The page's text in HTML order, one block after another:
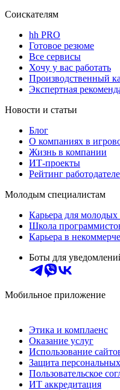
Соискателям
hh PRO
Готовое резюме
Все сервисы
Хочу у вас работать
Производственный
Экспертная
Новости и статьи
Блог
О компаниях в
Жизнь в компании
ИТ-проекты
Рейтинг
Молодым специалистам
Карьера для молодых
Школа
Карьера в
Боты для
Мобильное приложение
Этика и комплаенс
Оказание услуг
Использование
Защита
Пользовательское
ИТ аккредитация